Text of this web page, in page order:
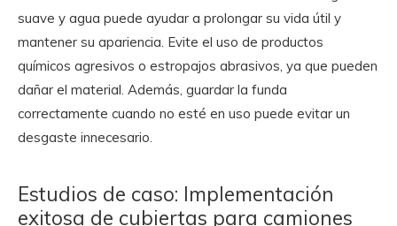
suave y agua puede ayudar a prolongar su vida útil y
mantener su apariencia. Evite el uso de productos
químicos agresivos o estropajos abrasivos, ya que pueden
dañar el material. Además, guardar la funda
correctamente cuando no esté en uso puede evitar un
desgaste innecesario.
Estudios de caso: Implementación
exitosa de cubiertas para camiones